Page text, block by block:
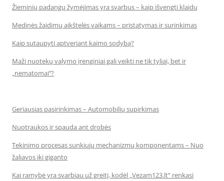
Žieminių padangų žymėjimas yra svarbus – kaip išvengti klaidų
Medinės žaidimų aikštelės vaikams – pristatymas ir surinkimas
Kaip sutaupyti aptveriant kaimo sodybą?
Maži nuotekų valymo įrenginiai gali veikti ne tik tyliai, bet ir
„nematomai‘‘?
Geriausias pasirinkimas – Automobilių supirkimas
Nuotraukos ir spauda ant drobės
Tekinimo procesas sunkiųjų mechanizmų komponentams – Nuo
žaliavos iki giganto
Kai ramybė yra svarbiau už greitį, kodėl „Vezam123.lt“ renkasi